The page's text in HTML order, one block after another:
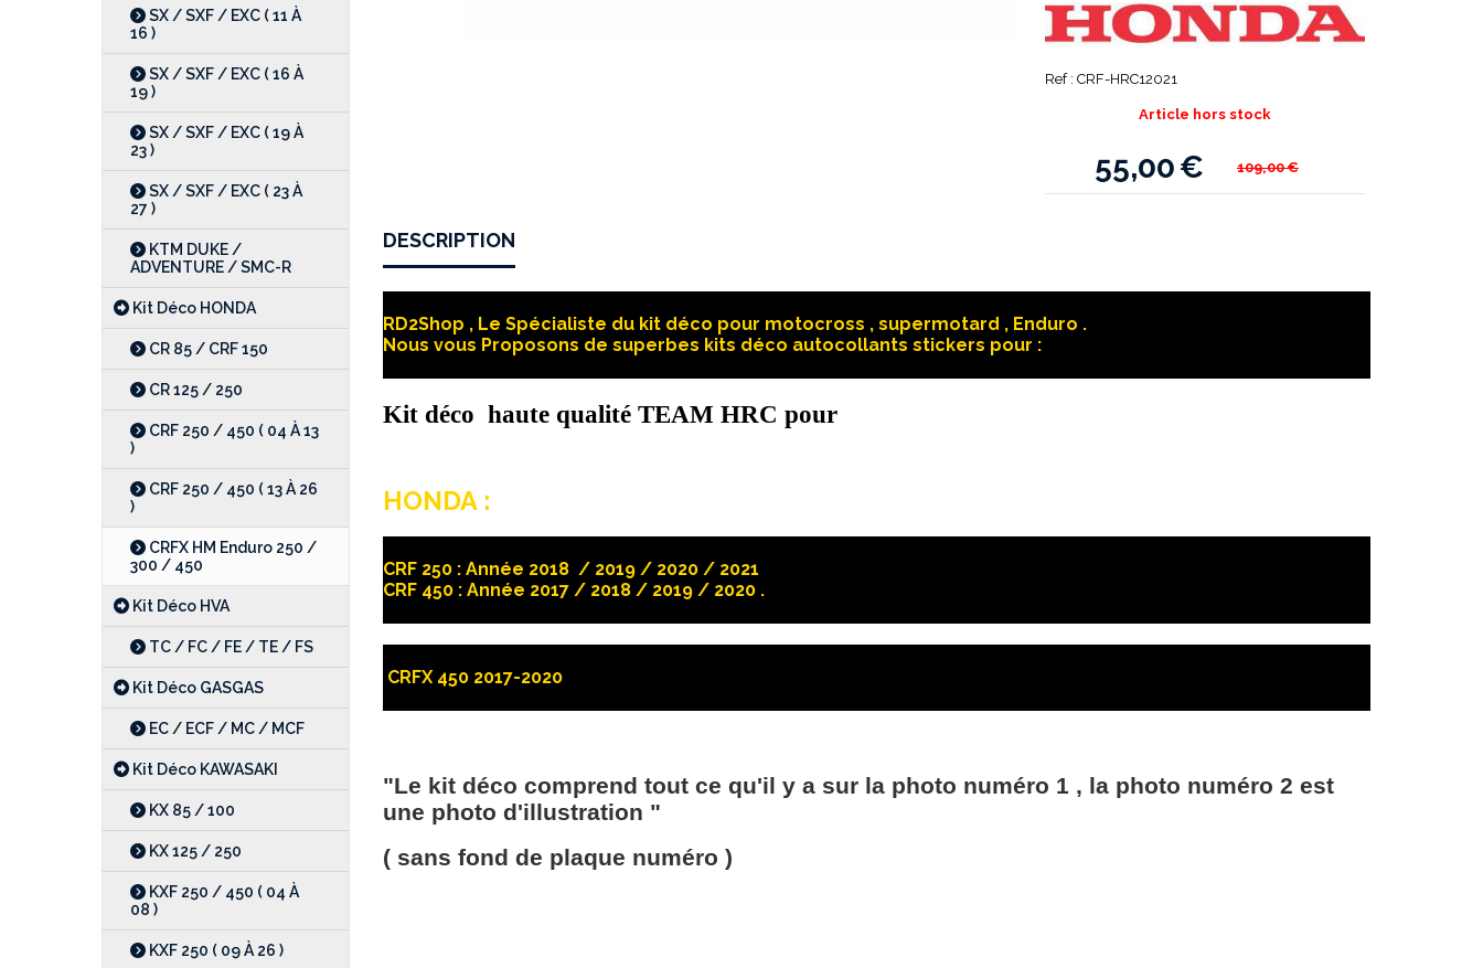
SX / SXF / EXC ( 11 À
16 )
SX / SXF / EXC ( 16 À
19 )
SX / SXF / EXC ( 19 À
23 )
SX / SXF / EXC ( 23 À
27 )
KTM DUKE /
ADVENTURE / SMC-R
Kit Déco HONDA
CR 85 / CRF 150
CR 125 / 250
CRF 250 / 450 ( 04 À 13
)
CRF 250 / 450 ( 13 À 26
)
CRFX HM Enduro 250 /
300 / 450
Kit Déco HVA
TC / FC / FE / TE / FS
Kit Déco GASGAS
EC / ECF / MC / MCF
Kit Déco KAWASAKI
KX 85 / 100
KX 125 / 250
KXF 250 / 450 ( 04 À
08 )
KXF 250 ( 09 À 26 )
Ref : CRF-HRC12021
55,00€ 109,00€
Article hors stock
DESCRIPTION
RD2Shop , Le Spécialiste du kit déco pour motocross , supermotard , Enduro .
Nous vous Proposons de superbes kits déco autocollants stickers pour :
Kit déco haute qualité TEAM HRC pour
HONDA :
CRF 250 : Année 2018 / 2019 / 2020 / 2021
CRF 450 : Année 2017 / 2018 / 2019 / 2020 .
CRFX 450 2017-2020
"Le kit déco comprend tout ce qu'il y a sur la photo numéro 1 , la photo numéro 2 est
une photo d'illustration "
( sans fond de plaque numéro )